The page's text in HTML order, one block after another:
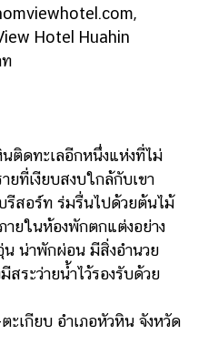
Hotel Huahin
ทะเลอีกหนึ่งแห่งที่ไม่
ที่เงียบสงบใกล้กับเขา
รีสอร์ท ร่มรื่นไปด้วยต้นไม้
ยในห้องพักตกแต่งอย่าง
น น่าพักผ่อน มีสิ่งอำนวย
ระว่ายน้ำไว้รองรับด้วย
เกียบ อำเภอหัวหิน จังหวัด